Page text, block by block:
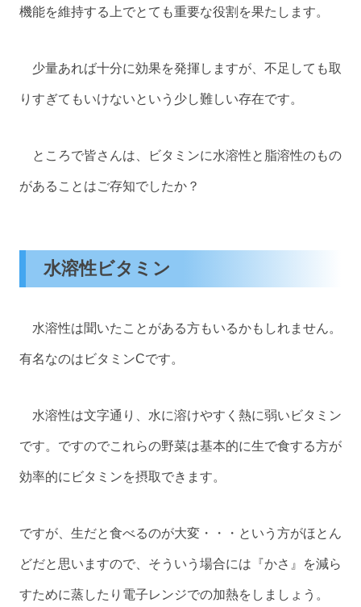
機能を維持する上でとても重要な役割を果たします。
少量あれば十分に効果を発揮しますが、不足しても取
りすぎてもいけないという少し難しい存在です。
ところで皆さんは、ビタミンに水溶性と脂溶性のもの
があることはご存知でしたか？
水溶性ビタミン
水溶性は聞いたことがある方もいるかもしれません。
有名なのはビタミンCです。
水溶性は文字通り、水に溶けやすく熱に弱いビタミン
です。ですのでこれらの野菜は基本的に生で食する方が
効率的にビタミンを摂取できます。
ですが、生だと食べるのが大変・・・という方がほとん
どだと思いますので、そういう場合には『かさ』を減ら
すために蒸したり電子レンジでの加熱をしましょう。